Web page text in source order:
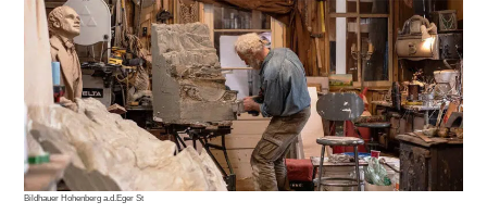
Bildhauer Hohenberg a.d.Eger St